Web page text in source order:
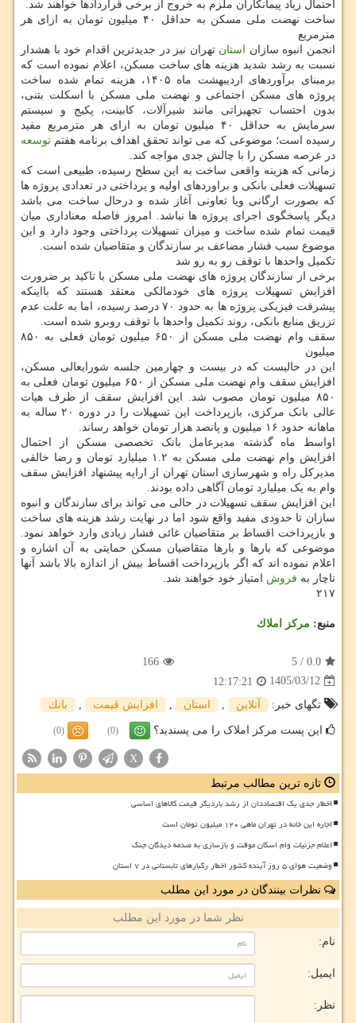
احتمال زیاد پیمانکاران ملزم به خروج از برخی قراردادها خواهند شد.
ساخت نهضت ملی مسکن به حداقل ۴۰ میلیون تومان به ازای هر
مترمربع
انجمن انبوه سازان استان تهران نیز در جدیدترین اقدام خود با هشدار
نسبت به رشد شدید هزینه های ساخت مسکن، اعلام نموده است که
برمبنای برآوردهای اردیبهشت ماه ۱۴۰۵، هزینه تمام شده ساخت
پروژه های مسکن اجتماعی و نهضت ملی مسکن با اسکلت بتنی،
بدون احتساب تجهیزاتی مانند شیرآلات، کابینت، پکیج و سیستم
سرمایش به حداقل ۴۰ میلیون تومان به ازای هر مترمربع مفید
رسیده است؛ موضوعی که می تواند تحقق اهداف برنامه هفتم توسعه
در عرصه مسکن را با چالش جدی مواجه کند.
زمانی که هزینه واقعی ساخت به این سطح رسیده، طبیعی است که
تسهیلات فعلی بانکی و براوردهای اولیه و پرداختی در تعدادی پروژه ها
که بصورت ارگانی ویا تعاونی آغاز شده و درحال ساخت می باشد
دیگر پاسخگوی اجرای پروژه ها نباشد. امروز فاصله معناداری میان
قیمت تمام شده ساخت و میزان تسهیلات پرداختی وجود دارد و این
موضوع سبب فشار مضاعف بر سازندگان و متقاضیان شده است.
تکمیل واحدها با توقف رو به رو شد
برخی از سازندگان پروژه های نهضت ملی مسکن با تاکید بر ضرورت
افزایش تسهیلات پروژه های خودمالکی معتقد هستند که بااینکه
پیشرفت فیزیکی پروژه ها به حدود ۷۰ درصد رسیده، اما به علت عدم
تزریق منابع بانکی، روند تکمیل واحدها با توقف روبرو شده است.
سقف وام نهضت ملی مسکن از ۶۵۰ میلیون تومان فعلی به ۸۵۰
میلیون
این در حالیست که در بیست و چهارمین جلسه شورایعالی مسکن،
افزایش سقف وام نهضت ملی مسکن از ۶۵۰ میلیون تومان فعلی به
۸۵۰ میلیون تومان مصوب شد. این افزایش سقف از طرف هیات
عالی بانک مرکزی، بازپرداخت این تسهیلات را در دوره ۲۰ ساله به
ماهانه حدود ۱۶ میلیون و پانصد هزار تومان خواهد رساند.
اواسط ماه گذشته مدیرعامل بانک تخصصی مسکن از احتمال
افزایش وام نهضت ملی مسکن به ۱.۲ میلیارد تومان و رضا خالقی
مدیرکل راه و شهرسازی استان تهران از ارایه پیشنهاد افزایش سقف
وام به یک میلیارد تومان آگاهی داده بودند.
این افزایش سقف تسهیلات در حالی می تواند برای سازندگان و انبوه
سازان تا حدودی مفید واقع شود اما در نهایت رشد هزینه های ساخت
و بازپرداخت اقساط بر متقاضیان غائی فشار زیادی وارد خواهد نمود.
موضوعی که بارها و بارها متقاضیان مسکن حمایتی به آن اشاره و
اعلام نموده اند که اگر بازپرداخت اقساط بیش از اندازه بالا باشد آنها
ناچار به فروش امتیاز خود خواهند شد.
۲۱۷
منبع: مركز املاك
0.0
/
5
166
1405/03/12
12:17:21
تگهای خبر:
آنلاین استان افزایش قیمت بانك
این پست مرکز املاک را می پسندید؟ (0)
(0)
X
تازه ترین مطالب مرتبط
اخطار جدی یک اقتصاددان از رشد باردیگر قیمت کالاهای اساسی
اجاره این خانه در تهران ماهی ۱۲۰ میلیون تومان است
اعلام جزئیات وام اسکان موقت و بازسازی به صدمه دیدگان جنگ
وضعیت هوای ۵ روز آینده کشور اخطار رگبارهای تابستانی در ۷ استان
نظرات بینندگان در مورد این مطلب
نظر شما در مورد این مطلب
نام:
ایمیل:
نظر: